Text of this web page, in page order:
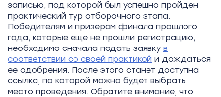
записью, под которой был успешно пройден
практический тур отборочного этапа.
Победителям и призерам финала прошлого
года, которые еще не прошли регистрацию,
необходимо сначала подать заявку в
соответствии со своей практикой и дождаться
ее одобрения. После этого станет доступна
ссылка, по которой можно будет выбрать
место проведения. Обратите внимание, что